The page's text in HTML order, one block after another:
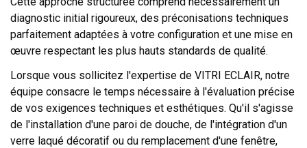
diagnostic initial rigoureux, des préconisations techniques
parfaitement adaptées à votre configuration et une mise en
œuvre respectant les plus hauts standards de qualité.
Lorsque vous sollicitez l'expertise de VITRI ECLAIR, notre
équipe consacre le temps nécessaire à l'évaluation précise
de vos exigences techniques et esthétiques. Qu'il s'agisse
de l'installation d'une paroi de douche, de l'intégration d'un
verre laqué décoratif ou du remplacement d'une fenêtre,